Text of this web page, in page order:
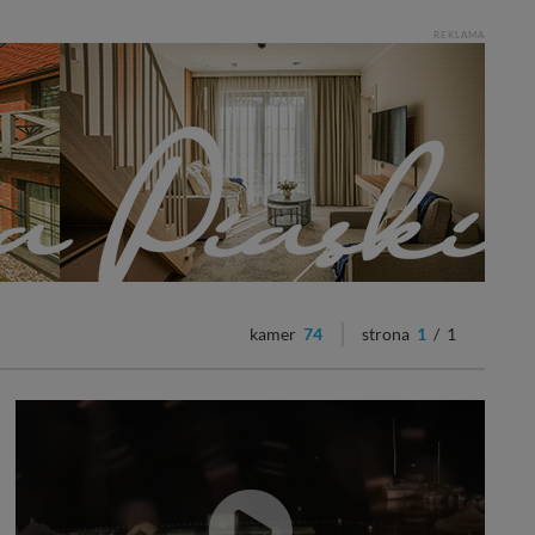
REKLAMA
kamer 74 strona 1 / 1